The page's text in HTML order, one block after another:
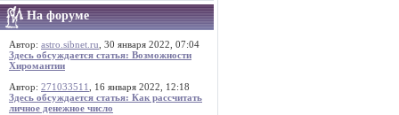
На форуме
Автор: astro.sibnet.ru , 30 января 2022, 07:04
Здесь обсуждается статья: Возможности
Хиромантии
Автор: 271033511
, 16 января 2022, 12:18
Здесь обсуждается статья: Как рассчитать
личное денежное число